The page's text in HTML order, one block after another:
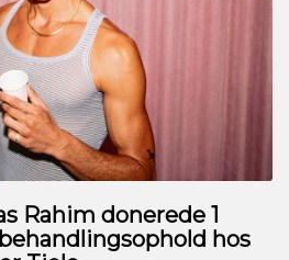
Rahim donerede 1
hos